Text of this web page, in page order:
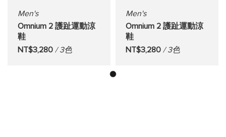
Men's
Omnium 2 護趾運動涼
鞋
NT$3,280 / 3色
Men's
Omnium 2 護趾運動涼
鞋
NT$3,280 / 3色